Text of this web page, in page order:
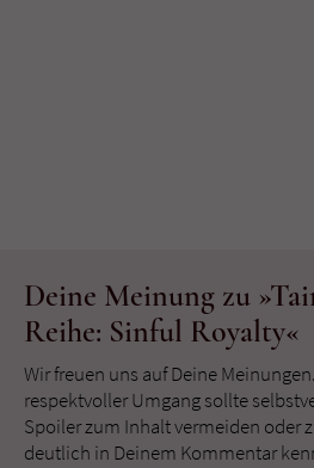
Deine Meinung zu
Reihe: Sinful Royalty«
Wir freuen uns auf Deine
respektvoller Umgang sollte
Spoiler zum Inhalt vermeiden oder
deutlich in Deinem Kommentar